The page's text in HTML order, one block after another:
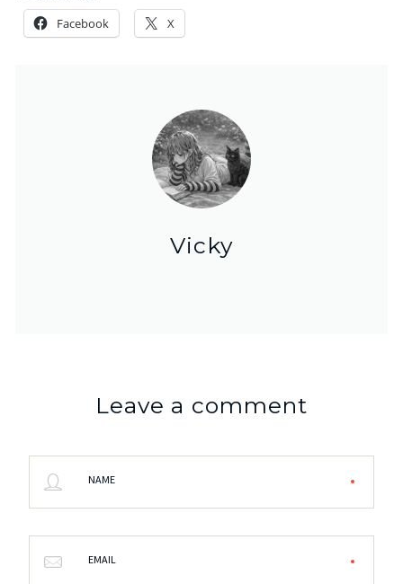
Facebook X
Vicky
Leave a comment
NAME
EMAIL